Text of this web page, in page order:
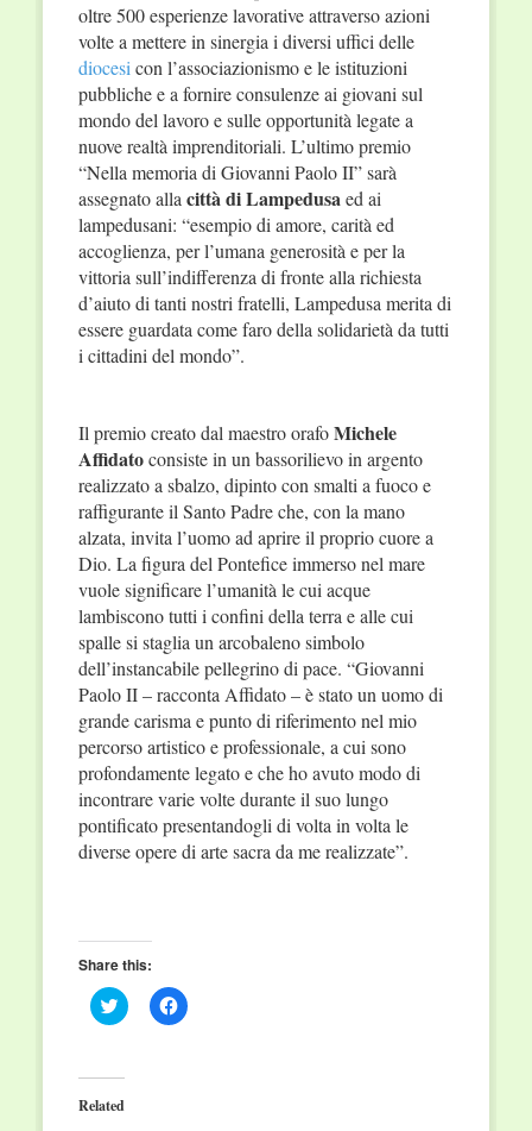
oltre 500 esperienze lavorative attraverso azioni
volte a mettere in sinergia i diversi uffici delle
diocesi con l’associazionismo e le istituzioni
pubbliche e a fornire consulenze ai giovani sul
mondo del lavoro e sulle opportunità legate a
nuove realtà imprenditoriali. L’ultimo premio
“Nella memoria di Giovanni Paolo II” sarà
assegnato alla città di Lampedusaed ai
lampedusani: “esempio di amore, carità ed
accoglienza, per l’umana generosità e per la
vittoria sull’indifferenza di fronte alla richiesta
d’aiuto di tanti nostri fratelli, Lampedusa merita di
essere guardata come faro della solidarietà da tutti
i cittadini del mondo”.
Il premio creato dal maestro orafoMichele
Affidatoconsiste in un bassorilievo in argento
realizzato a sbalzo, dipinto con smalti a fuoco e
raffigurante il Santo Padre che, con la mano
alzata, invita l’uomo ad aprire il proprio cuore a
Dio. La figura del Pontefice immerso nel mare
vuole significare l’umanità le cui acque
lambiscono tutti i confini della terra e alle cui
spalle si staglia un arcobaleno simbolo
dell’instancabile pellegrino di pace. “Giovanni
Paolo II – racconta Affidato – è stato un uomo di
grande carisma e punto di riferimento nel mio
percorso artistico e professionale, a cui sono
profondamente legato e che ho avuto modo di
incontrare varie volte durante il suo lungo
pontificato presentandogli di volta in volta le
diverse opere di arte sacra da me realizzate”.
Share this:
Click
to
(Opens
in
new
Click
to
Related